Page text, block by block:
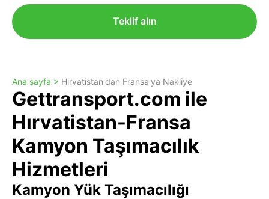
Teklif alın
Ana sayfa > Hırvatistan'dan Fransa'ya Nakliye
Gettransport.com ile
Hırvatistan-Fransa
Kamyon Taşımacılık
Hizmetleri
Kamyon Yük Taşımacılığı